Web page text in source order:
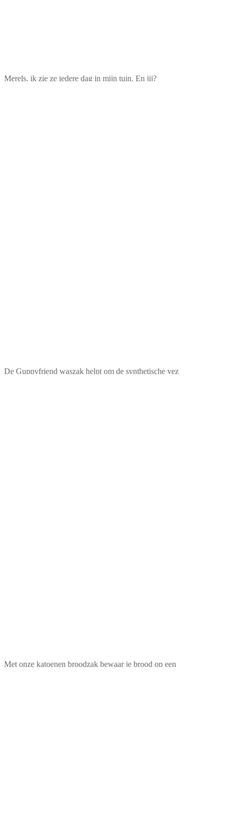
Merels, ik zie ze iedere dag in mijn tuin. En jij?
De Guppyfriend waszak helpt om de synthetische vez
Met onze katoenen broodzak bewaar je brood op een